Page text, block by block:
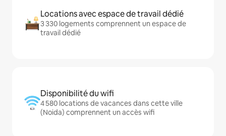
Locations avec espace de travail dédié
3 330 logements comprennent un espace de
travail dédié
Disponibilité du wifi
4 580 locations de vacances dans cette ville
(Noida) comprennent un accès wifi